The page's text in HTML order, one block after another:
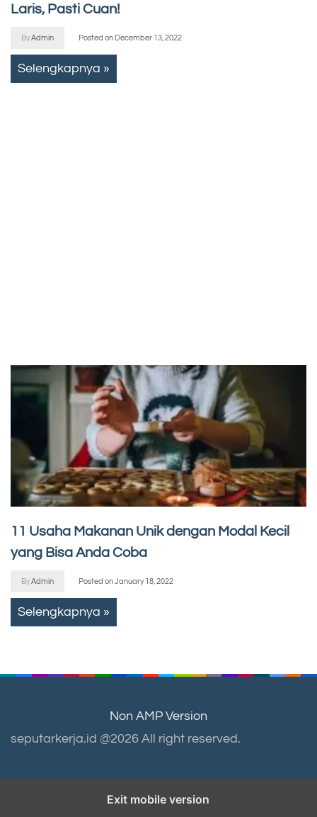
Laris, Pasti Cuan!
ByAdmin Posted on December 13, 2022
Selengkapnya »
11 Usaha Makanan Unik dengan Modal Kecil
yang Bisa Anda Coba
ByAdmin Posted onJanuary 18, 2022
Selengkapnya »
Non AMP Version
seputarkerja.id @2026 All right reserved.
Exit mobile version